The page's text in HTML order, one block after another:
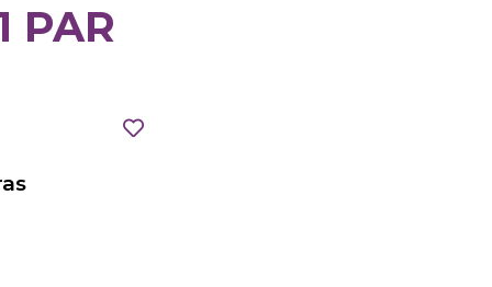
PAR